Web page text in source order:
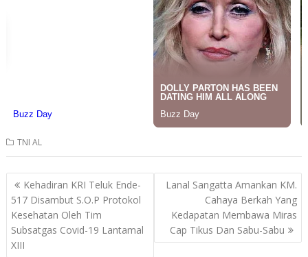
TNI AL
Post
navigation
Kehadiran KRI Teluk Ende-
517 Disambut S.O.P Protokol
Kesehatan Oleh Tim
Subsatgas Covid-19 Lantamal
XIII
Lanal Sangatta Amankan KM.
Cahaya Berkah Yang
Kedapatan Membawa Miras
Cap Tikus Dan Sabu-Sabu